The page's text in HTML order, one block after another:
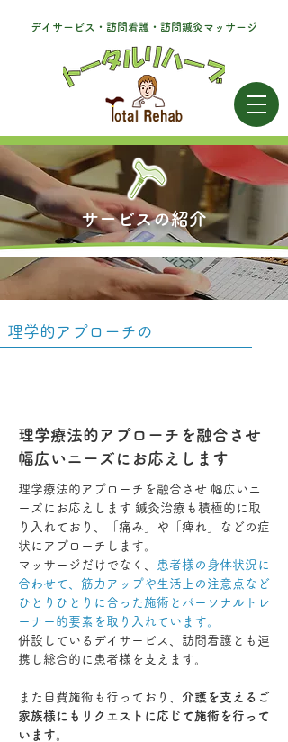
デイサービス・訪問看護・訪問鍼灸マッサージ
サービスの紹介
理学的アプローチの
理学療法的アプローチを融合させ
幅広いニーズにお応えします
理学療法的アプローチを融合させ 幅広いニ
ーズにお応えします 鍼灸治療も積極的に取
り入れており、「痛み」や「痺れ」などの症
状にアプローチします。
マッサージだけでなく、
患者様の身体状況に
合わせて、筋力アップや生活上の注意点など
ひとりひとりに合った施術とパーソナルトレ
ーナー的要素を取り入れています。
併設しているデイサービス、訪問看護とも連
携し総合的に患者様を支えます。
また自費施術も行っており、 介護を支えるご
家族様にもリクエストに応じて施術を行って
います。